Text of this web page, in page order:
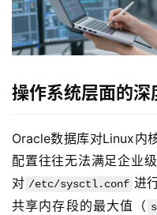
操作系统层面的
Oracle数据库对Linux内
配置往往无法满足企业
对 /etc/sysctl.conf 进
共享内存段的最大值（